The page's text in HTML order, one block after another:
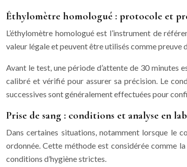
Éthylomètre homologué : protocole et
L’éthylomètre homologué est l’instrument de
valeur légale et peuvent être utilisés comme
Avant le test, une période d’attente de 30 minutes
calibré et vérifié pour assurer sa précision. Le
successives sont généralement effectuées pour
Prise de sang : conditions et analyse en
Dans certaines situations, notamment lorsque le
ordonnée. Cette méthode est considérée comme
conditions d’hygiène strictes.